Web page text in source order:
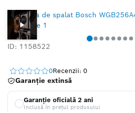
ID: 1158522
0Recenzii: 0
Garanție extinsă
Garanție oficială 2 ani
Inclusă în prețul produsului